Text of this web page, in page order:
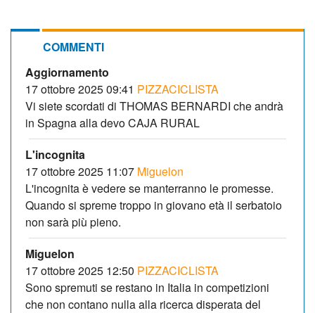
COMMENTI
Aggiornamento
17 ottobre 2025 09:41 PIZZACICLISTA
Vi siete scordati di THOMAS BERNARDI che andrà
in Spagna alla devo CAJA RURAL
L'incognita
17 ottobre 2025 11:07 Miguelon
L'incognita è vedere se manterranno le promesse.
Quando si spreme troppo in giovano età il serbatoio
non sarà più pieno.
Miguelon
17 ottobre 2025 12:50 PIZZACICLISTA
Sono spremuti se restano in Italia in competizioni
che non contano nulla alla ricerca disperata del